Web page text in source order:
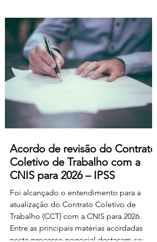
professores dos ensinos básico e
secundário profissionalizados; Aumento
do subsídio de refeição para os 5,50€.
Estas alterações produzem efeitos
retroativos a janeiro de 2026, aguardando-
se a sua publicação no Boletim
Acordo de revisão do Contrato
Coletivo de Trabalho com a
CNIS para 2026 – IPSS
Foi alcançado o entendimento para a
atualização do Contrato Coletivo de
Trabalho (CCT) com a CNIS para 2026.
Entre as principais matérias acordadas
neste processo negocial destacam-se: